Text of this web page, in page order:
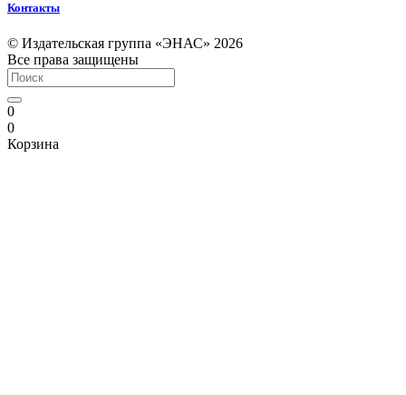
Контакты
© Издательская группа «ЭНАС» 2026
Все права защищены
0
0
Корзина